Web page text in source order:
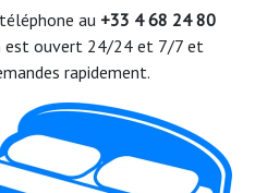
au +33 4 68 24 80
est ouvert 24/24 et 7/7 et
rapidement.